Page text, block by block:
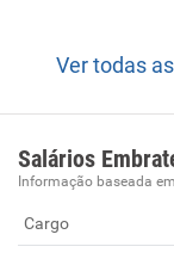
Ver todas
Salários
Informação baseada
Cargo